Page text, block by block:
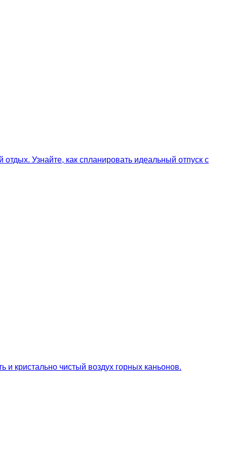
Узнайте, как спланировать идеальный отпуск с
кристально чистый воздух горных каньонов.